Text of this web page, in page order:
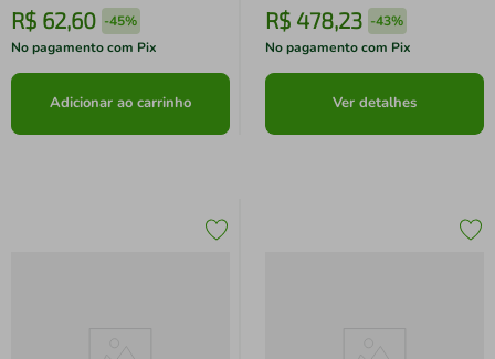
R$ 62,60 -45%
No pagamento com Pix
Adicionar ao carrinho
R$ 478,23 -43%
No pagamento com Pix
Ver detalhes